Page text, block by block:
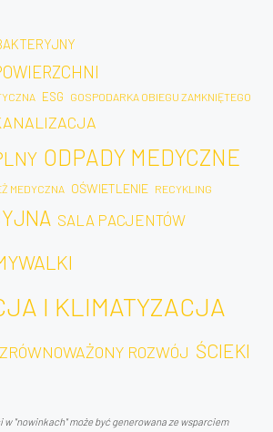
ESG GOSPODARKA OBIEGU ZAMKNIĘTEGO
ODPADY MEDYCZNE
MEDYCZNA OŚWIETLENIE RECYKLING
SALA PACJENTÓW
I KLIMATYZACJA
ZRÓWNOWAŻONY ROZWÓJ ŚCIEKI
w "nowinkach" może być generowana ze wsparciem